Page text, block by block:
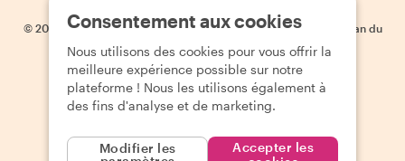
© 2026 Withlocals.com | Politique de confidentialité | Cookies
Plan du
site
Consentement aux cookies
Nous utilisons des cookies pour vous offrir la
meilleure expérience possible sur notre
plateforme ! Nous les utilisons également à
des fins d'analyse et de marketing.
Modifier les
Accepter les